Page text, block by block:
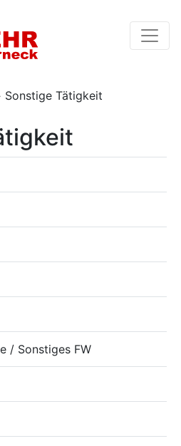
Sonstige Tätigkeit
/ Sonstiges FW